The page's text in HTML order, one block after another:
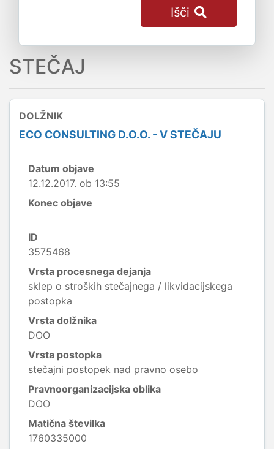
Išči
STEČAJ
DOLŽNIK
ECO CONSULTING D.O.O. - V STEČAJU
Datum objave
12.12.2017. ob 13:55
Konec objave
ID
3575468
Vrsta procesnega dejanja
sklep o stroških stečajnega / likvidacijskega
postopka
Vrsta dolžnika
DOO
Vrsta postopka
stečajni postopek nad pravno osebo
Pravnoorganizacijska oblika
DOO
Matična številka
1760335000